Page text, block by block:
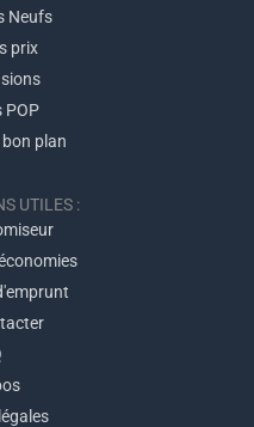
Neufs
prix
POP
plan
UTILES :